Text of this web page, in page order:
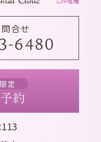
合せ
6480
定
約